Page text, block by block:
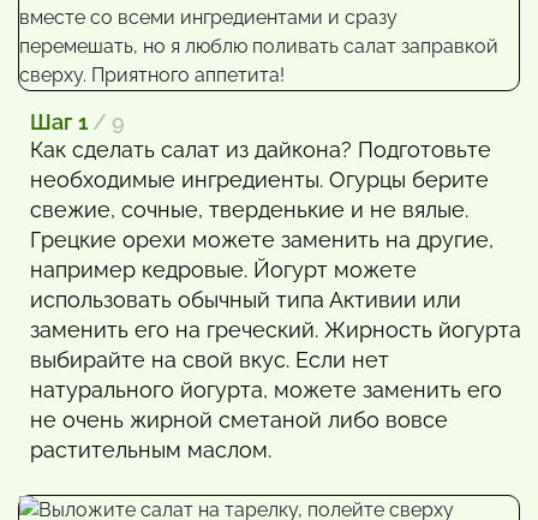
Шаг 1 / 9
Как сделать салат из дайкона? Подготовьте
необходимые ингредиенты. Огурцы берите
свежие, сочные, тверденькие и не вялые.
Грецкие орехи можете заменить на другие,
например кедровые. Йогурт можете
использовать обычный типа Активии или
заменить его на греческий. Жирность йогурта
выбирайте на свой вкус. Если нет
натурального йогурта, можете заменить его
не очень жирной сметаной либо вовсе
растительным маслом.